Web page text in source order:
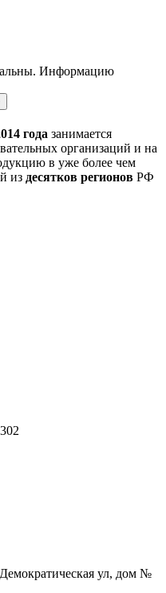
Информацию
года занимается
организаций и на
в уже более чем
из десятков регионов РФ
ул, дом №